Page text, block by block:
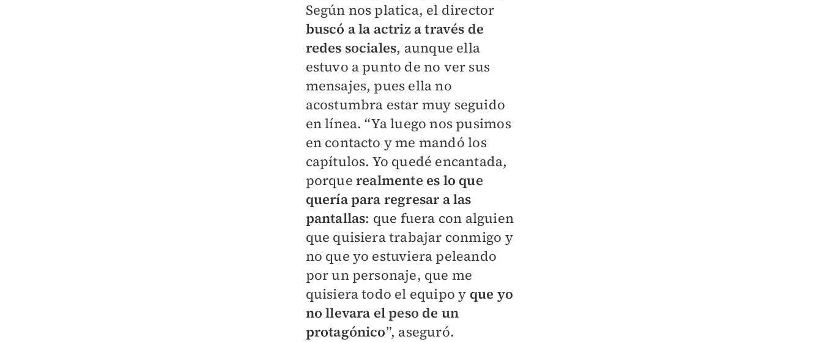
Según nos platica, el director
buscó a la actriz a través de
redes sociales, aunque ella
estuvo a punto de no ver sus
mensajes, pues ella no
acostumbra estar muy seguido
en línea. “Ya luego nos pusimos
en contacto y me mandó los
capítulos. Yo quedé encantada,
porque realmente es lo que
quería para regresar a las
pantallas: que fuera con alguien
que quisiera trabajar conmigo y
no que yo estuviera peleando
por un personaje, que me
quisiera todo el equipo y que yo
no llevara el peso de un
protagónico”, aseguró.